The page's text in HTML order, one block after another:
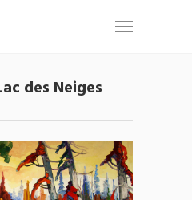
des Neiges